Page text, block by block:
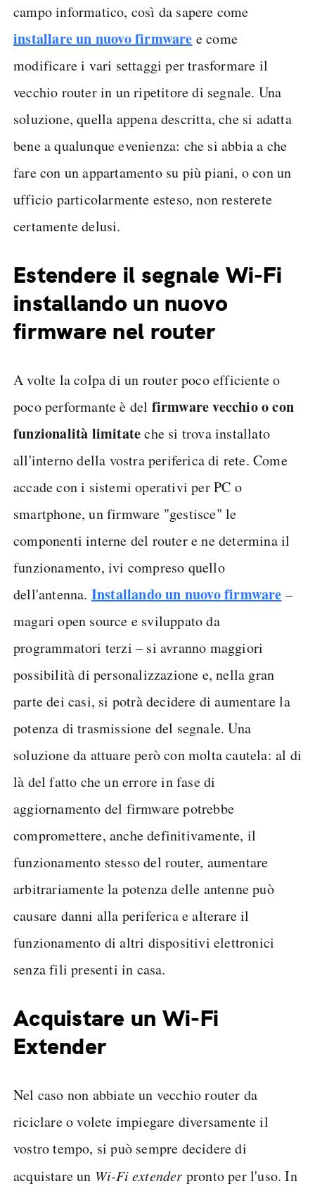
campo informatico, così da sapere come
installare un nuovo firmware e come
modificare i vari settaggi per trasformare il
vecchio router in un ripetitore di segnale. Una
soluzione, quella appena descritta, che si adatta
bene a qualunque evenienza: che si abbia a che
fare con un appartamento su più piani, o con un
ufficio particolarmente esteso, non resterete
certamente delusi.
Estendere il segnale Wi-Fi
installando un nuovo
firmware nel router
A volte la colpa di un router poco efficiente o
poco performante è del firmware vecchio o con
funzionalità limitateche si trova installato
all'interno della vostra periferica di rete. Come
accade con i sistemi operativi per PC o
smartphone, un firmware "gestisce" le
componenti interne del router e ne determina il
funzionamento, ivi compreso quello
dell'antenna. Installando un nuovo firmware –
magari open source e sviluppato da
programmatori terzi – si avranno maggiori
possibilità di personalizzazione e, nella gran
parte dei casi, si potrà decidere di aumentare la
potenza di trasmissione del segnale. Una
soluzione da attuare però con molta cautela: al di
là del fatto che un errore in fase di
aggiornamento del firmware potrebbe
compromettere, anche definitivamente, il
funzionamento stesso del router, aumentare
arbitrariamente la potenza delle antenne può
causare danni alla periferica e alterare il
funzionamento di altri dispositivi elettronici
senza fili presenti in casa.
Acquistare un Wi-Fi
Extender
Nel caso non abbiate un vecchio router da
riciclare o volete impiegare diversamente il
vostro tempo, si può sempre decidere di
acquistare un Wi-Fi extender pronto per l'uso. In